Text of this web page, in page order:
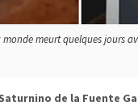
monde meurt quelques jours
de la Fuente